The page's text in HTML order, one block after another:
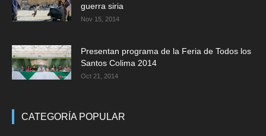
guerra siria
Nov 15, 2014
Presentan programa de la Feria de Todos los
Santos Colima 2014
Oct 21, 2014
CATEGORÍA POPULAR